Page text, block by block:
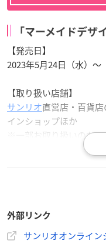
「マーメイドデザ
【発売日】
2023年5月24日（水）～
【取り扱い店舗】
サンリオ直営店・百貨店
インショップほか
※一部お取り扱いのな
舗・サンリオカフェ店
【マーメイドデザイン
いいマーメイドに変
外部リンク
サンリオオンライン